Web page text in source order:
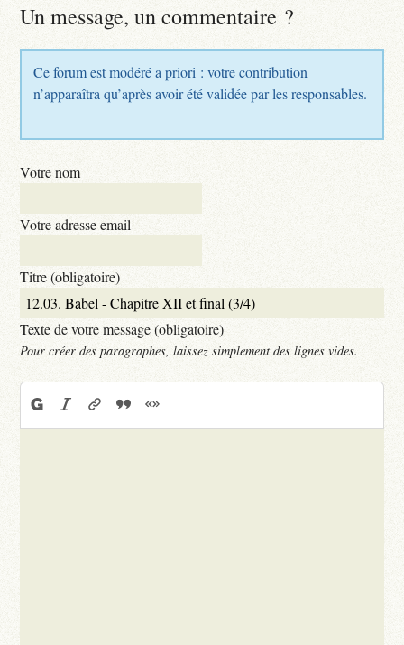
Un message, un commentaire ?
Ce forum est modéré a priori : votre contribution
n’apparaîtra qu’après avoir été validée par les responsables.
Votre nom
Votre adresse email
Titre (obligatoire)
Texte de votre message (obligatoire)
Pour créer des paragraphes, laissez simplement des lignes vides.